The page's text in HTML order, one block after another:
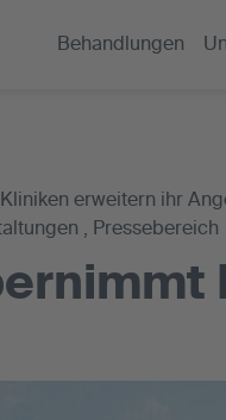
Behandlungen
Kliniken erweitern ihr
, Pressebereich